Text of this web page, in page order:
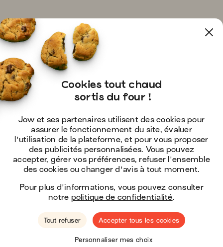
Hey ! You seem to be located in the
Cookies tout chaud
sortis du four !
Jow et ses partenaires utilisent des cookies pour
assurer le fonctionnement du site, évaluer
l'utilisation de la plateforme, et pour vous proposer
des publicités personnalisées. Vous pouvez
accepter, gérer vos préférences, refuser l'ensemble
des cookies ou changer d'avis à tout moment.
Pour plus d'informations, vous pouvez consulter
notre politique de confidentialité.
Tout refuser Accepter tous les cookies
Personnaliser mes choix